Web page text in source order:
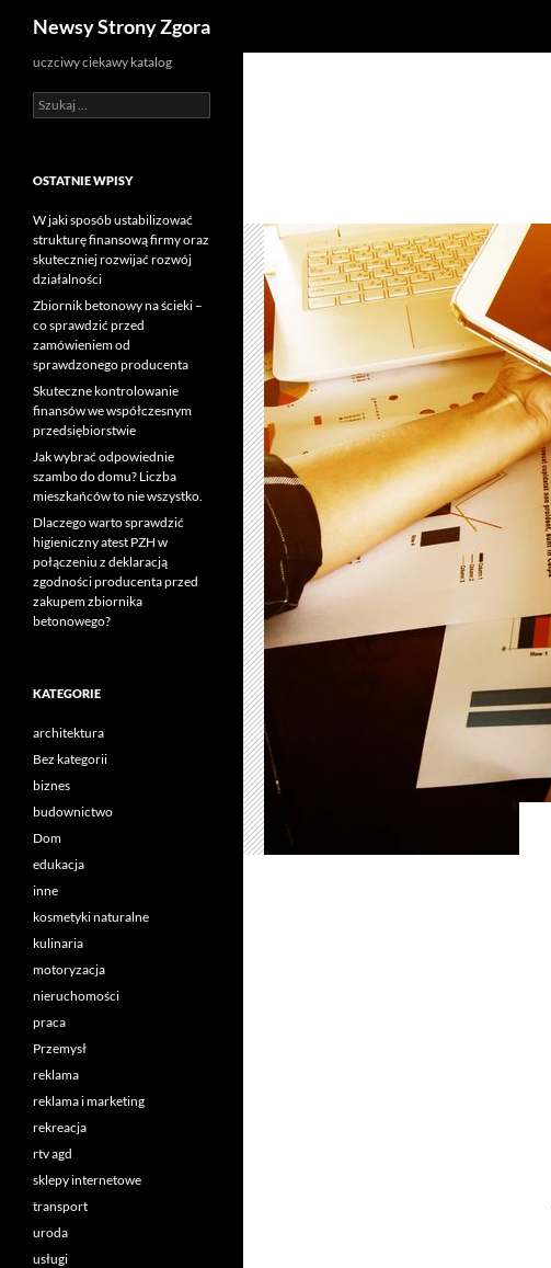
Newsy Strony Zgora
uczciwy ciekawy katalog
Szukaj:
OSTATNIE WPISY
W jaki sposób ustabilizować
strukturę finansową firmy oraz
skuteczniej rozwijać rozwój
działalności
Zbiornik betonowy na ścieki –
co sprawdzić przed
zamówieniem od
sprawdzonego producenta
Skuteczne kontrolowanie
finansów we współczesnym
przedsiębiorstwie
Jak wybrać odpowiednie
szambo do domu? Liczba
mieszkańców to nie wszystko.
Dlaczego warto sprawdzić
higieniczny atest PZH w
połączeniu z deklaracją
zgodności producenta przed
zakupem zbiornika
betonowego?
KATEGORIE
architektura
Bez kategorii
biznes
budownictwo
Dom
edukacja
inne
kosmetyki naturalne
kulinaria
motoryzacja
nieruchomości
praca
Przemysł
reklama
reklama i marketing
rekreacja
rtv agd
sklepy internetowe
transport
uroda
usługi